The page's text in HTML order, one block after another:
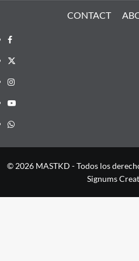
CONTACT
Facebook
X
Instagram
YouTube
Whatsapp